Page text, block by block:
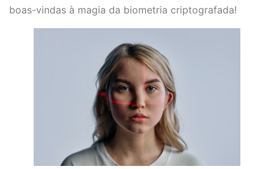
boas-vindas à magia da biometria criptografada!